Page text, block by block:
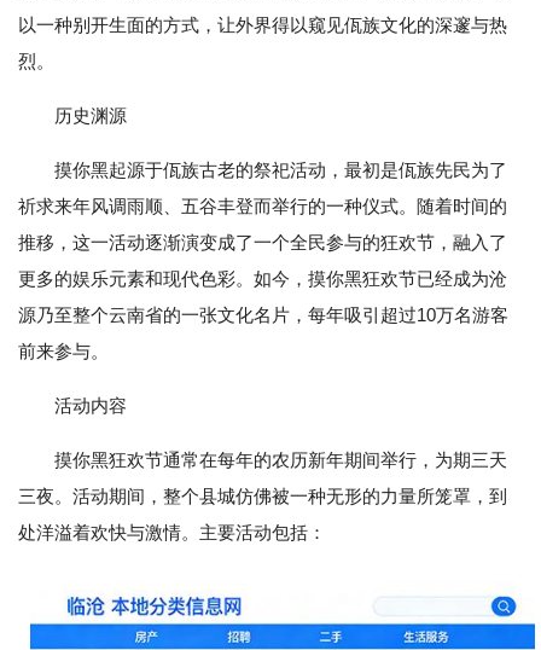
以一种别开生面的方式，让外界得以窥见佤族文化的深邃与热
烈。
历史渊源
摸你黑起源于佤族古老的祭祀活动，最初是佤族先民为了
祈求来年风调雨顺、五谷丰登而举行的一种仪式。随着时间的
推移，这一活动逐渐演变成了一个全民参与的狂欢节，融入了
更多的娱乐元素和现代色彩。如今，摸你黑狂欢节已经成为沧
源乃至整个云南省的一张文化名片，每年吸引超过10万名游客
前来参与。
活动内容
摸你黑狂欢节通常在每年的农历新年期间举行，为期三天
三夜。活动期间，整个县城仿佛被一种无形的力量所笼罩，到
处洋溢着欢快与激情。主要活动包括：